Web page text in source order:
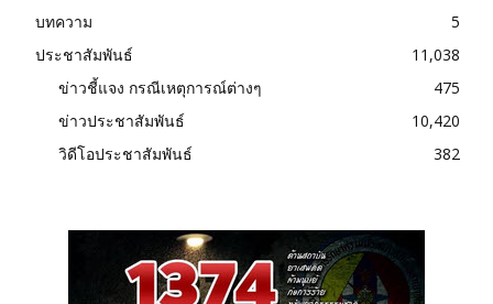
บทความ
5
ประชาสัมพันธ์
11,038
ข่าวชี้แจง กรณีเหตุการณ์ต่างๆ
475
ข่าวประชาสัมพันธ์
10,420
วิดีโอประชาสัมพันธ์
382